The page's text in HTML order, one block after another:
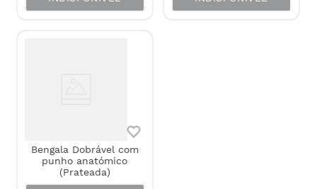
Bengala Dobrável com
punho anatómico
(Prateada)